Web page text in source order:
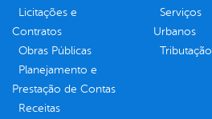
Licitações e
Contratos
Obras Públicas
Planejamento e
Prestação de Contas
Receitas
Serviços
Urbanos
Tributação